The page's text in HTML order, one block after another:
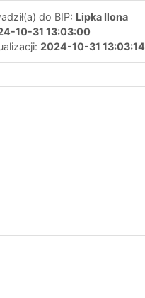
do BIP: Lipka Ilona
10-31 13:03:00
2024-10-31 13:03:14